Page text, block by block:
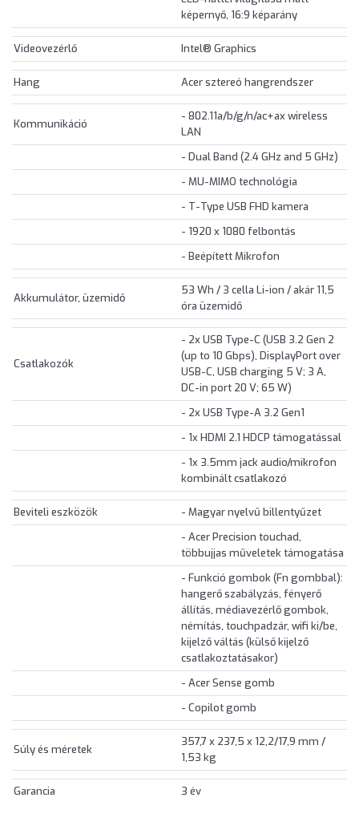
képernyő, 16:9 képarány
Videovezérlő Intel® Graphics
Hang Acer sztereó hangrendszer
Kommunikáció
- 802.11a/b/g/n/ac+ax wireless
LAN
- Dual Band (2.4 GHz and 5 GHz)
- MU-MIMO technológia
- T-Type USB FHD kamera
- 1920 x 1080 felbontás
- Beépített Mikrofon
Akkumulátor, üzemidő
53 Wh / 3 cella Li-ion / akár 11,5
óra üzemidő
Csatlakozók
- 2x USB Type-C (USB 3.2 Gen 2
(up to 10 Gbps), DisplayPort over
USB-C, USB charging 5 V; 3 A,
DC-in port 20 V; 65 W)
- 2x USB Type-A 3.2 Gen1
- 1x HDMI 2.1 HDCP támogatással
- 1x 3.5mm jack audio/mikrofon
kombinált csatlakozó
Beviteli eszközök
- Magyar nyelvű billentyűzet
- Acer Precision touchad,
többujjas műveletek támogatása
- Funkció gombok (Fn gombbal):
hangerő szabályzás, fényerő
állítás, médiavezérlő gombok,
némítás, touchpadzár, wifi ki/be,
kijelző váltás (külső kijelző
csatlakoztatásakor)
- Acer Sense gomb
- Copilot gomb
Súly és méretek
357,7 x 237,5 x 12,2/17,9 mm /
1,53 kg
Garancia 3 év